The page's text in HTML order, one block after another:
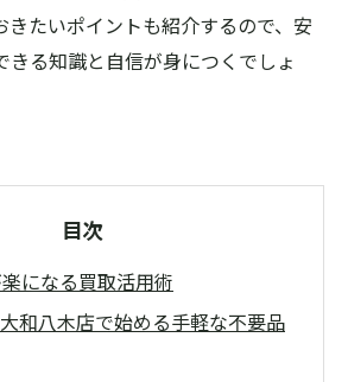
きたいポイントも紹介するので、安
きる知識と自信が身につくでしょ
目次
になる買取活用術
和八木店で始める手軽な不要品